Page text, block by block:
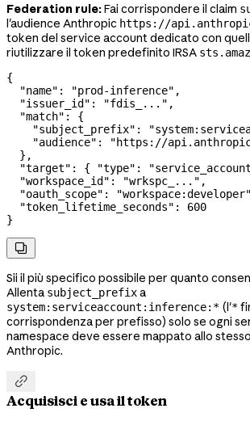
Federation rule:Fai corrispondere il claim
l'audience Anthropic https://
token del service account dedicato con
riutilizzare il token predefinito IRSA
{
  "name"
: "prod-inference" ,
  "issuer_id"
: "fdis_..." ,
  "match"
: {
    "subject_prefix"
:
    "audience"
:
"https://
  },
  "target"
: { "type" :
  "workspace_id"
: "wrkspc_..." ,
  "oauth_scope"
: "workspace:developer"
  "token_lifetime_seconds"
: 600
}

Sii il più specifico possibile per quanto
Allenta subject_prefixa
system:serviceaccount:inference:* (l'*
corrispondenza per prefisso) solo se ogni
namespace deve essere mappato allo
Anthropic.

Acquisisci e usa il token